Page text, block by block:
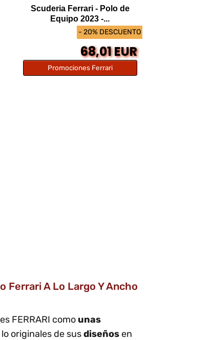
- 20% DESCUENTO
Scuderia Ferrari - Polo de
Equipo 2023 -...
68,01 EUR
Promociones Ferrari
Ferrari A Lo Largo Y Ancho
FERRARI como unas
originales de susdiseñosen